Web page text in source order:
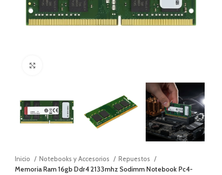
Inicio Notebooks y Accesorios
Repuestos
Memoria Ram 16gb Ddr4 2133mhz Sodimm Notebook Pc4-